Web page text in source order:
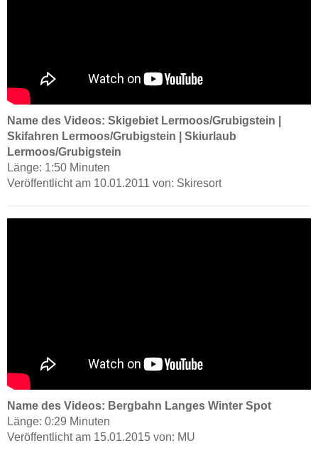
Name des Videos: Skigebiet Lermoos/Grubigstein |
Skifahren Lermoos/Grubigstein | Skiurlaub
Lermoos/Grubigstein
Länge: 1:50 Minuten
Veröffentlicht am 10.01.2011 von: Skiresort
Name des Videos: Bergbahn Langes Winter Spot
Länge: 0:29 Minuten
Veröffentlicht am 15.01.2015 von: MU